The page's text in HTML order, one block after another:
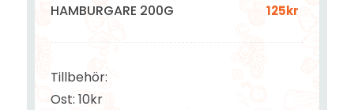
HAMBURGARE 200G 125kr
Tillbehör:
Ost: 10kr